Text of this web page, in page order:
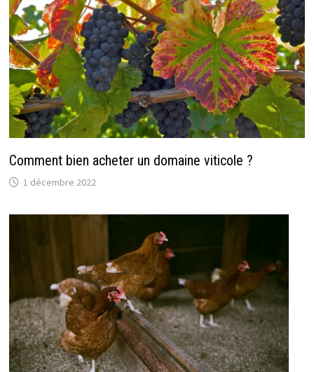
Comment bien acheter un domaine viticole ?
1 décembre 2022